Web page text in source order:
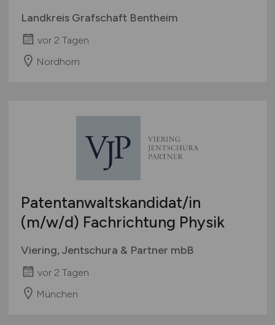
Landkreis Grafschaft Bentheim
vor 2 Tagen
Nordhorn
Patentanwaltskandidat/in
(m/w/d) Fachrichtung Physik
Viering, Jentschura & Partner mbB
vor 2 Tagen
München